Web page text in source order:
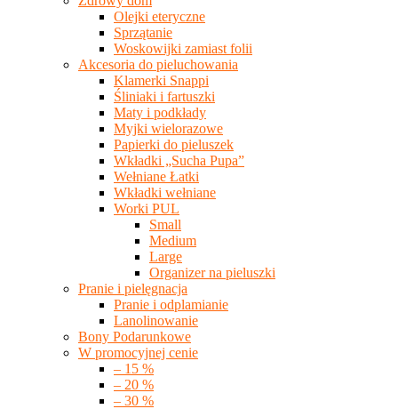
Olejki eteryczne
Sprzątanie
Woskowijki zamiast folii
Akcesoria do pieluchowania
Klamerki Snappi
Śliniaki i fartuszki
Maty i podkłady
Myjki wielorazowe
Papierki do pieluszek
Wkładki „Sucha Pupa”
Wełniane Łatki
Wkładki wełniane
Worki PUL
Small
Medium
Large
Organizer na pieluszki
Pranie i pielęgnacja
Pranie i odplamianie
Lanolinowanie
Bony Podarunkowe
W promocyjnej cenie
– 15 %
– 20 %
– 30 %